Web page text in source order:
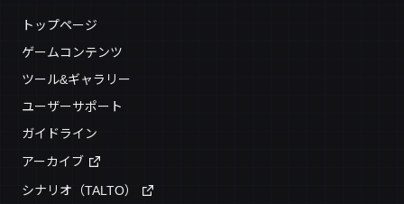
トップページ
ゲームコンテンツ
ツール&ギャラリー
ユーザーサポート
ガイドライン
アーカイブ
シナリオ（TALTO）